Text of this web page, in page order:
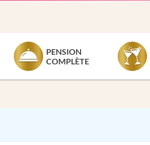
PENSION
COMPLÈTE